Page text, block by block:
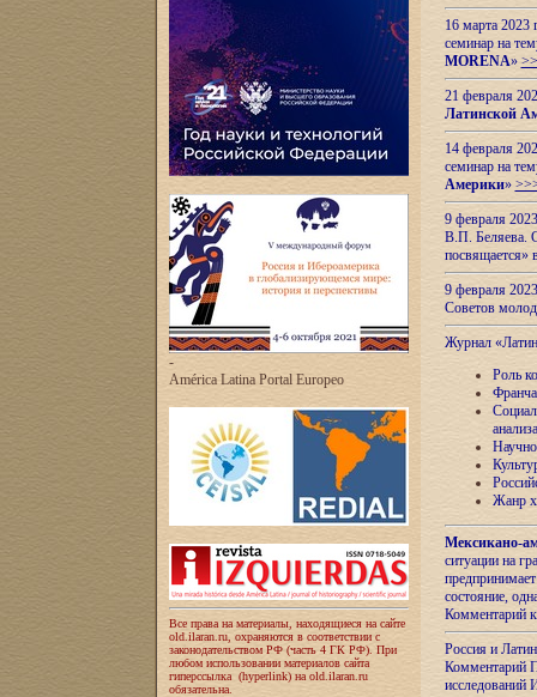
-
América Latina Portal Europeo
Все права на материалы, находящиеся на сайте
old.ilaran.ru, охраняются в соответствии с
законодательством РФ (часть 4 ГК РФ). При
любом использовании материалов сайта
гиперссылка (hyperlink) на old.ilaran.ru
обязательна.
16 марта 2023
семинар на
MORENA»
21 февраля
Латинской
14 февраля
семинар на
Америки»
9 февраля
В.П. Беляева.
посвящается»
9 февраля
Советов
Журнал
Роль
анализа
Жанр
Мексикано-
ситуации на
состояние,
Комментарий
Россия и
Комментарий